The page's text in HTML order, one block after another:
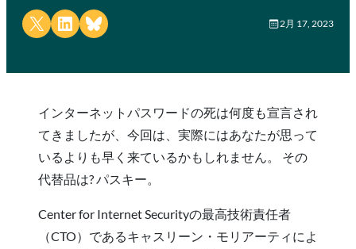
Share on X Share on LinkedIn
Share on Bluesky 2月 17, 2023
インターネットパスワードの死は何度も宣言され
てきましたが、今回は、実際にはあなたが思って
いるよりも早く来ているかもしれません。 その
代替品は? パスキー。
Center for Internet Securityの最高技術責任者
（CTO）であるキャスリーン・モリアーティによ